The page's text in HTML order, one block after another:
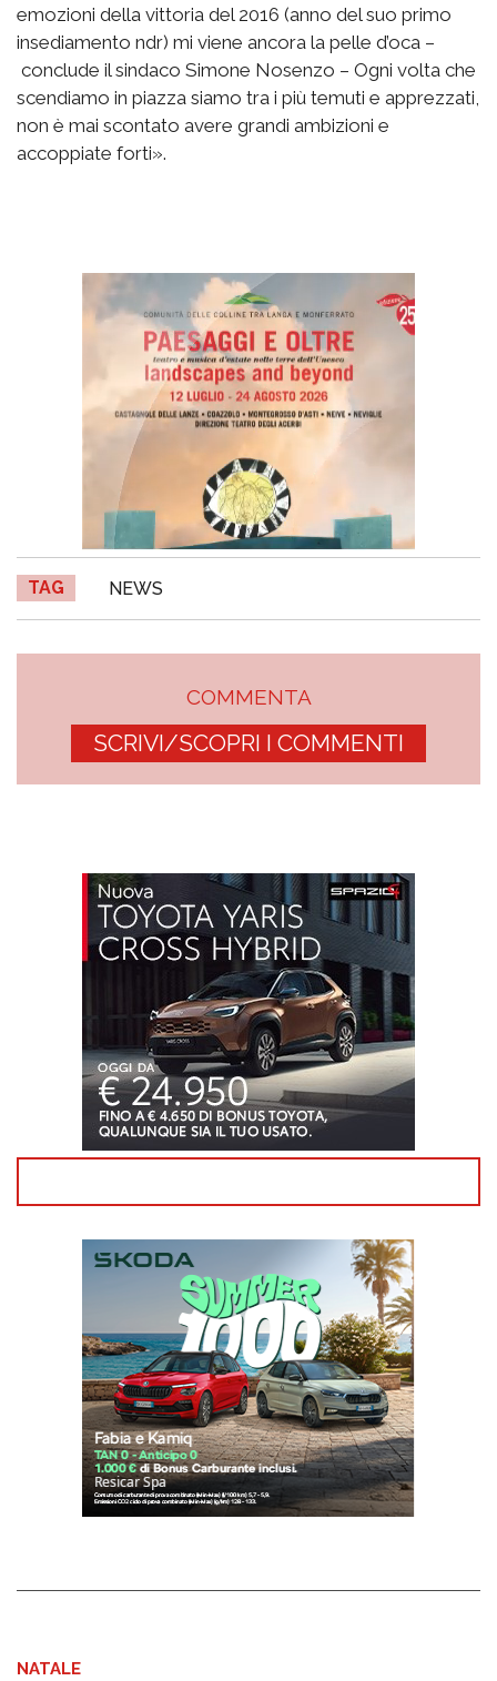
emozioni della vittoria del 2016 (anno del suo primo
insediamento ndr) mi viene ancora la pelle d’oca –
conclude il sindaco Simone Nosenzo – Ogni volta che
scendiamo in piazza siamo tra i più temuti e apprezzati,
non è mai scontato avere grandi ambizioni e
accoppiate forti».
TAG NEWS
COMMENTA
SCRIVI/SCOPRI I COMMENTI
NATALE